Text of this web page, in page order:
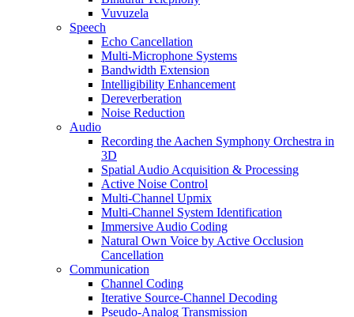
Vuvuzela
Speech
Echo Cancellation
Multi-Microphone Systems
Bandwidth Extension
Intelligibility Enhancement
Dereverberation
Noise Reduction
Audio
Recording the Aachen Symphony Orchestra in
3D
Spatial Audio Acquisition & Processing
Active Noise Control
Multi-Channel Upmix
Multi-Channel System Identification
Immersive Audio Coding
Natural Own Voice by Active Occlusion
Cancellation
Communication
Channel Coding
Iterative Source-Channel Decoding
Pseudo-Analog Transmission